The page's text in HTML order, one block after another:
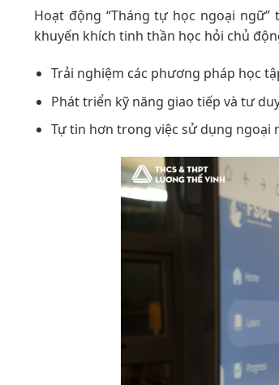
Hoạt động “Tháng tự học ngoại
khuyến khích tinh thần học hỏi chủ
Trải nghiệm các phương pháp học
Phát triển kỹ năng giao tiếp và tư
Tự tin hơn trong việc sử dụng ngoại